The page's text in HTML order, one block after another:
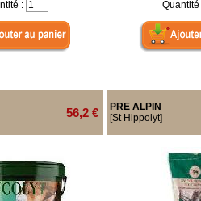
: Quantité
56,2 €
PRE ALPIN
[St Hippolyt]